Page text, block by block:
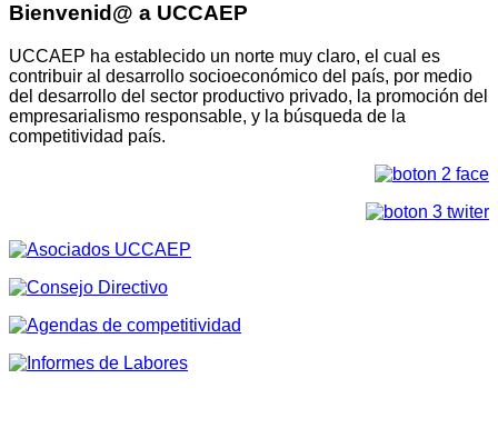
Bienvenid@ a UCCAEP
UCCAEP ha establecido un norte muy claro, el cual es
contribuir al desarrollo socioeconómico del país, por medio
del desarrollo del sector productivo privado, la promoción del
empresarialismo responsable, y la búsqueda de la
competitividad país.